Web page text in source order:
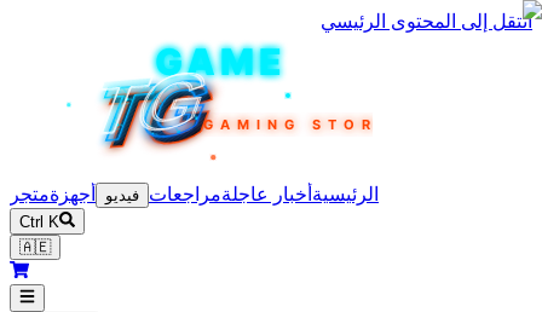
إلى المحتوى الرئيسي
TEKINGAME
TG
TG
TG
TG
TGGAMING STORE
الرئيسية أخبار عاجلة مراجعات فيديو أجهزة متجر
Ctrl K